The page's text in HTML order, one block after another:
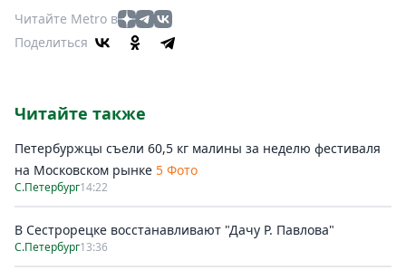
Читайте Metro в
Поделиться
Читайте также
Петербуржцы съели 60,5 кг малины за неделю фестиваля
на Московском рынке 5 Фото
С.Петербург14:22
В Сестрорецке восстанавливают "Дачу Р. Павлова"
С.Петербург13:36